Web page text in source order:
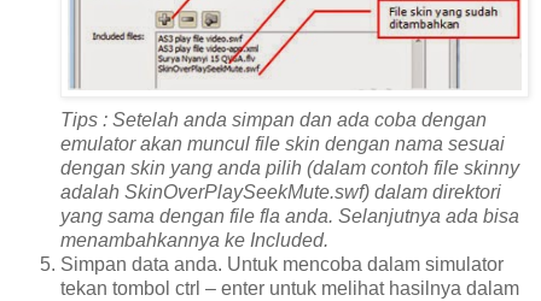
Tips : Setelah anda simpan dan ada coba dengan
emulator akan muncul file skin dengan nama sesuai
dengan skin yang anda pilih (dalam contoh file skinny
adalah SkinOverPlaySeekMute.swf) dalam direktori
yang sama dengan file fla anda. Selanjutnya ada bisa
menambahkannya ke Included.
Simpan data anda. Untuk mencoba dalam simulator
tekan tombol ctrl – enter untuk melihat hasilnya dalam